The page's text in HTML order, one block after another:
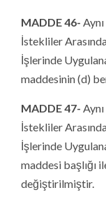
MADDE 46-
İstekliler
İşlerinde
maddesinin (d)
MADDE 47-
İstekliler
İşlerinde
maddesi başlığı
değiştirilmiştir.